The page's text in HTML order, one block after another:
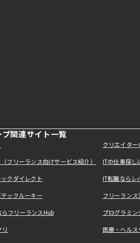
プ関連サイト一覧
クリエイタ
フリーランス向けサービス紹介） ITの仕事探
クダイレクト IT転職なら
ックルーキー フリーラン
フリーランスHub プログラミ
医療・ヘル